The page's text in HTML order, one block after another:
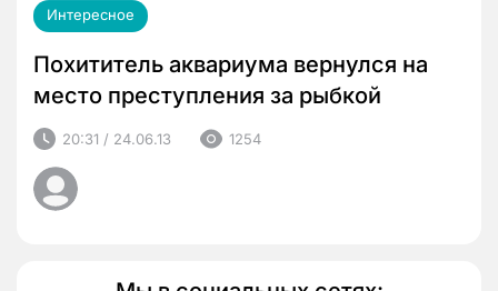
Интересное
Похититель аквариума вернулся на
место преступления за рыбкой
20:31 / 24.06.13 1254